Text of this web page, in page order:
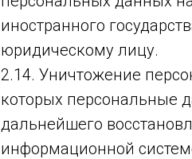
иностранного
юридическому лицу.
2.14. Уничтожение
которых персональные
дальнейшего
информационной